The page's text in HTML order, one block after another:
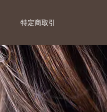
特定商取引